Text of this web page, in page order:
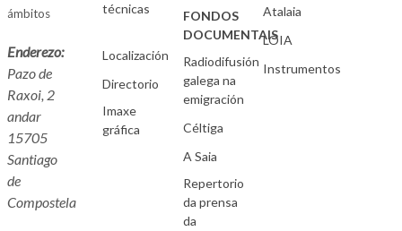
ámbitos
Enderezo:
Pazo de
Raxoi, 2
andar
15705
Santiago
de
Compostela
técnicas
Localización
Directorio
Imaxe
gráfica
FONDOS
DOCUMENTAIS
Radiodifusión
galega na
emigración
Céltiga
A Saia
Repertorio
da prensa
da
Atalaia
LOIA
Instrumentos